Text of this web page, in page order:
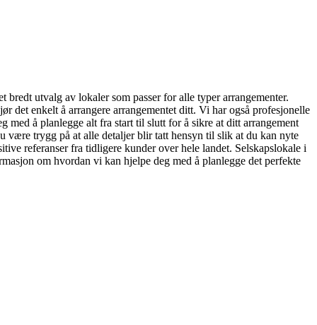
utvalg av lokaler som passer for alle typer arrangementer.
det enkelt å arrangere arrangementet ditt. Vi har også profesjonelle
å planlegge alt fra start til slutt for å sikre at ditt arrangement
være trygg på at alle detaljer blir tatt hensyn til slik at du kan nyte
referanser fra tidligere kunder over hele landet. Selskapslokale i
om hvordan vi kan hjelpe deg med å planlegge det perfekte